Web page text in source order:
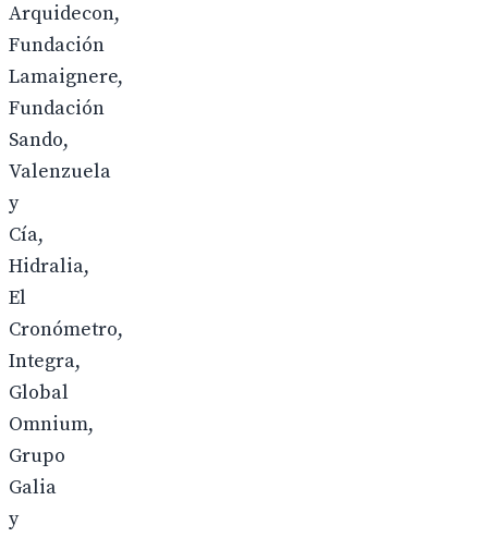
Arquidecon,
Fundación
Lamaignere,
Fundación
Sando,
Valenzuela
y
Cía,
Hidralia,
El
Cronómetro,
Integra,
Global
Omnium,
Grupo
Galia
y